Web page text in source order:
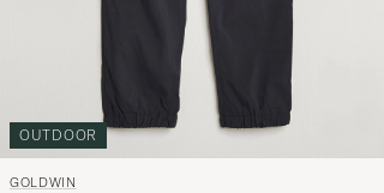
OUTDOOR
GOLDWIN